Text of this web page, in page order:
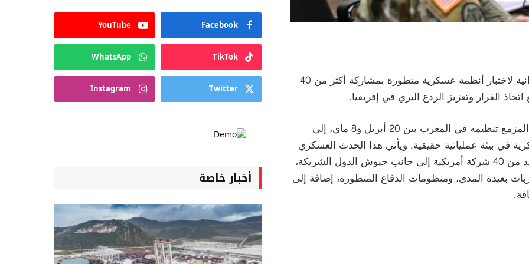
تمرين الأسد الإفريقي 26 بالمغرب يشكّل منصة ميدانية لاختبار أنظمة عسكرية متطورة بمشاركة أكثر من 40
القرار وتعزيز الردع البري في إفريقيا.
من المرتقب أن يتحول تمرين “الأسد الإفريقي 26”، المزمع تنظيمه في المغرب بين 20 أبريل و8 ماي، إلى
في بيئة عملياتية حقيقية. ويأتي هذا الحدث العسكري
في سياق تسارع الابتكار الدفاعي، حيث ستشارك أزيد من 40 شركة أمريكية إلى جانب جيوش الدول الشريكة،
بعيدة المدى، ومنظومات الدفاع المتطورة، إضافة إلى
Facebook
YouTube
TikTok
WhatsApp
Twitter
Instagram
أخبار خاصة